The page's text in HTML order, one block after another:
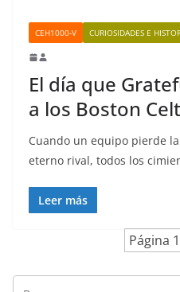
CEH1000-V CURIOSIDADES E
El día que
a los Boston
Cuando un equipo pierde
eterno rival, todos los
Leer más
Página